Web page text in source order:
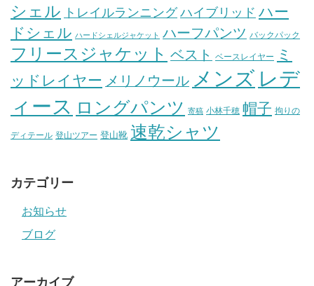
シェル トレイルランニング ハイブリッド ハー
ドシェル ハードシェルジャケット ハーフパンツ バックパック
フリースジャケット ベスト ベースレイヤー
ミ
ッドレイヤー メリノウール メンズ レデ
ィース ロングパンツ 寄稿 小林千穂 帽子 拘りの
ディテール 登山ツアー 登山靴 速乾シャツ
カテゴリー
お知らせ
ブログ
アーカイブ